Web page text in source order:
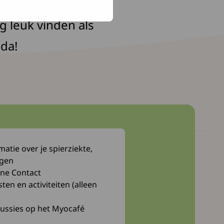
leuk vinden als
Myocafé
Bibliotheek
over je spierziekte,
Contact
en activiteiten (alleen
op het Myocafé